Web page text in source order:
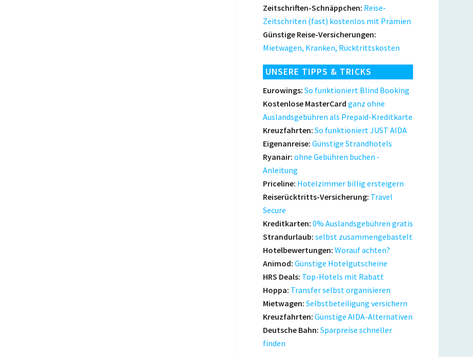
Zeitschriften-Schnäppchen: Reise-
Zeitschriten (fast) kostenlos mit Prämien
Günstige Reise-Versicherungen:
Mietwagen, Kranken, Rücktrittskosten
UNSERE TIPPS & TRICKS
Eurowings: So funktioniert Blind Booking
Kostenlose MasterCard ganz ohne
Auslandsgebühren als Prepaid-Kreditkarte
Kreuzfahrten: So funktioniert JUST AIDA
Eigenanreise: Günstige Strandhotels
Ryanair: ohne Gebühren buchen -
Anleitung
Priceline: Hotelzimmer billig ersteigern
Reiserücktritts-Versicherung: Travel
Secure
Kreditkarten: 0% Auslandsgebühren gratis
Strandurlaub: selbst zusammengebastelt
Hotelbewertungen: Worauf achten?
Animod: Günstige Hotelgutscheine
HRS Deals: Top-Hotels mit Rabatt
Hoppa: Transfer selbst organisieren
Mietwagen: Selbstbeteiligung versichern
Kreuzfahrten: Günstige AIDA-Alternativen
Deutsche Bahn: Sparpreise schneller
finden